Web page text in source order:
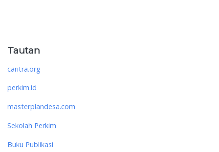
Tautan
caritra.org
perkim.id
masterplandesa.com
Sekolah Perkim
Buku Publikasi